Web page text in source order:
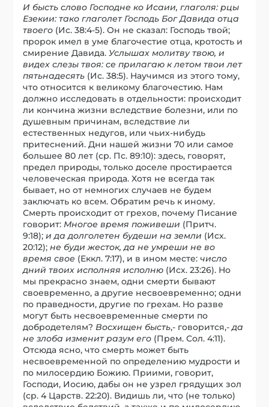
И бысть слово Господне ко Исаии, глаголя: рцы
Езекии: тако глаголет Господь Бог Давида отца
твоего (Ис. 38:4-5). Он не сказал: Господь твой;
пророк имел в уме благочестие отца, кротость и
смирение Давида.Услышах молитву твою, и
видех слезы твоя: се прилагаю к летом твои лет
пятьнадесять (Ис. 38:5). Научимся из этого тому,
что относится к великому благочестию. Нам
должно исследовать в отдельности: происходит
ли кончина жизни вследствие болезни, или по
душевным причинам, вследствие ли
естественных недугов, или чьих-нибудь
притеснений. Дни нашей жизни 70 или самое
большее 80 лет (ср. Пс. 89:10): здесь, говорят,
предел природы, только доселе простирается
человеческая природа. Хотя не всегда так
бывает, но от немногих случаев не будем
заключать ко всем. Обратим речь к иному.
Смерть происходит от грехов, почему Писание
говорит: Многое время поживеши (Притч.
9:18);и да долголетен будеши на земли (Исх.
20:12);не буди жесток, да не умреши не во
время свое (Еккл. 7:17), и в ином месте:число
дний твоих исполняя исполню (Исх. 23:26). Но
мы прекрасно знаем, одни смерти бывают
своевременно, а другие несвоевременно; одни
по праведности, другие по грехам. Но разве
могут быть несвоевременные смерти по
добродетелям?Восхищен бысть,- говорится,-да
не злоба изменит разум его (Прем. Сол. 4:11).
Отсюда ясно, что смерть может быть
несвоевременной по определению мудрости и
по милосердию Божию. Приими, говорит,
Господи, Иосию, дабы он не узрел грядущих зол
(ср. 4 Царств. 22:20). Видишь ли, что (не только)